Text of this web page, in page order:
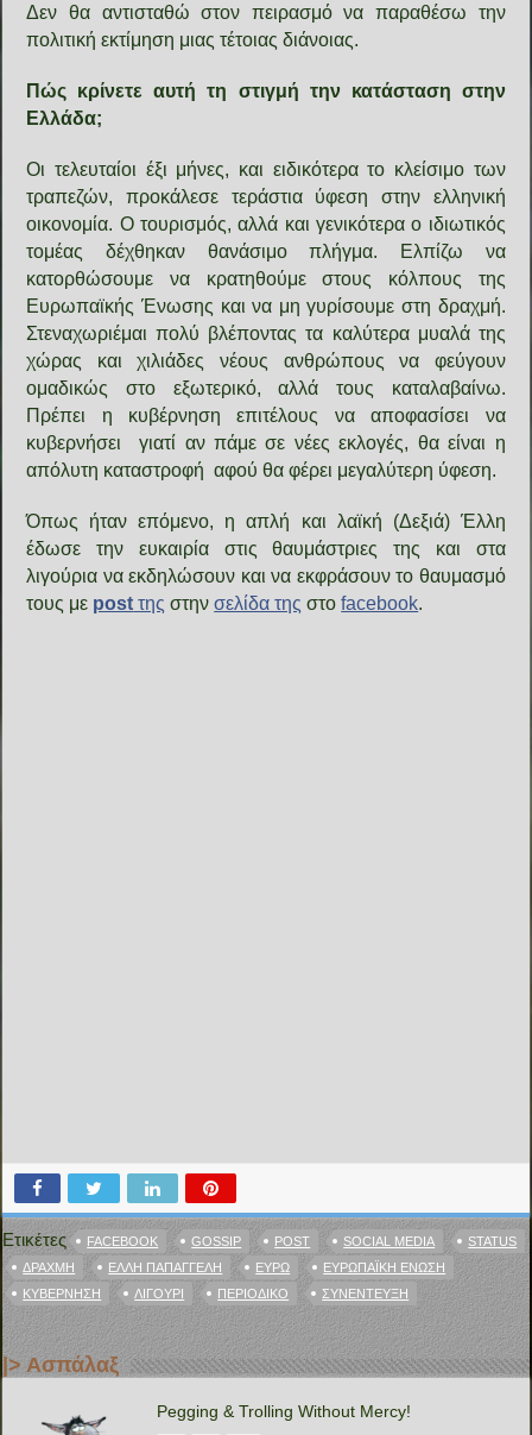
Δεν θα αντισταθώ στον πειρασμό να παραθέσω την
πολιτική εκτίμηση μιας τέτοιας διάνοιας.
Πώς κρίνετε αυτή τη στιγμή την κατάσταση στην
Ελλάδα;
Οι τελευταίοι έξι μήνες, και ειδικότερα το κλείσιμο των
τραπεζών, προκάλεσε τεράστια ύφεση στην ελληνική
οικονομία. Ο τουρισμός, αλλά και γενικότερα ο ιδιωτικός
τομέας δέχθηκαν θανάσιμο πλήγμα. Ελπίζω να
κατορθώσουμε να κρατηθούμε στους κόλπους της
Ευρωπαϊκής Ένωσης και να μη γυρίσουμε στη δραχμή.
Στεναχωριέμαι πολύ βλέποντας τα καλύτερα μυαλά της
χώρας και χιλιάδες νέους ανθρώπους να φεύγουν
ομαδικώς στο εξωτερικό, αλλά τους καταλαβαίνω.
Πρέπει η κυβέρνηση επιτέλους να αποφασίσει να
κυβερνήσει γιατί αν πάμε σε νέες εκλογές, θα είναι η
απόλυτη καταστροφή αφού θα φέρει μεγαλύτερη ύφεση.
Όπως ήταν επόμενο, η απλή και λαϊκή (Δεξιά) Έλλη
έδωσε την ευκαιρία στις θαυμάστριες της και στα
λιγούρια να εκδηλώσουν και να εκφράσουν το θαυμασμό
τους με post της στηνσελίδα της στοfacebook.
Ετικέτες FACEBOOK GOSSIP POST SOCIAL MEDIA
STATUS
ΔΡΑΧΜΉ
ΈΛΛΗ ΠΑΠΑΓΓΕΛΉ ΕΥΡΏ
ΕΥΡΩΠΑΪΚΉ ΈΝΩΣΗ
ΚΥΒΈΡΝΗΣΗ
ΛΙΓΟΎΡΙ ΠΕΡΙΟΔΙΚΌ ΣΥΝΈΝΤΕΥΞΗ
|> Ασπάλαξ
Pegging & Trolling Without Mercy!